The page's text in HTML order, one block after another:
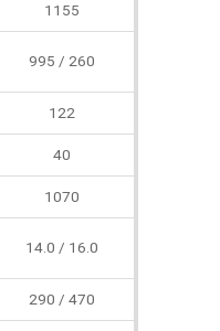
1155
995 / 260
122
40
1070
14.0 / 16.0
290 / 470